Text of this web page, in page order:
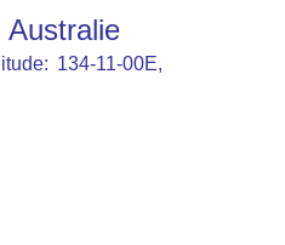
Australie
134-11-00E,